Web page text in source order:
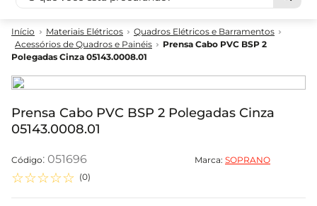
Materiais Elétricos
Quadros Elétricos e Barramentos
Acessórios de Quadros e Painéis
Prensa Cabo PVC BSP 2
Polegadas Cinza 05143.0008.01
Prensa Cabo PVC BSP 2 Polegadas Cinza
05143.0008.01
: 051696 Marca: SOPRANO
☆☆☆☆☆ (0)
Termos mais buscados
1º
cabo
2º
luminaria
4º
4